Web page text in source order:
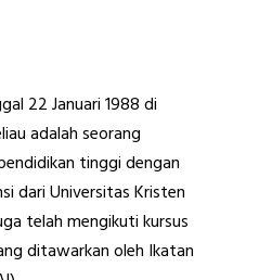
22 Januari 1988 di
adalah seorang
tinggi dengan
dari Universitas Kristen
telah mengikuti kursus
ditawarkan oleh Ikatan